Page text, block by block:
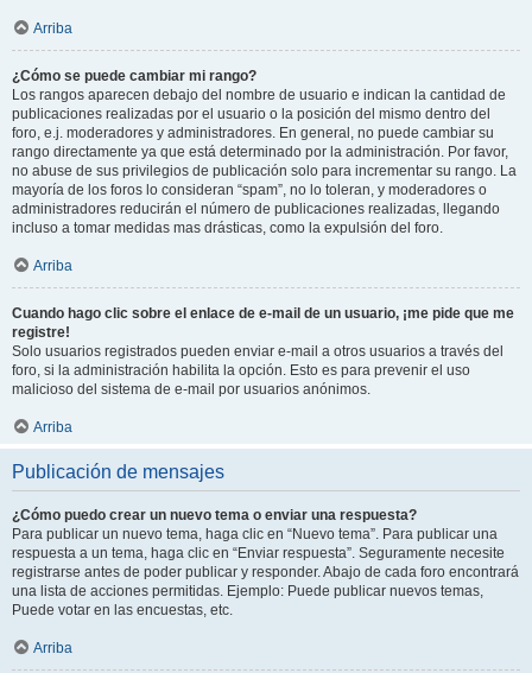
Arriba
¿Cómo se puede cambiar mi rango?
Los rangos aparecen debajo del nombre de usuario e indican la cantidad de
publicaciones realizadas por el usuario o la posición del mismo dentro del
foro, e.j. moderadores y administradores. En general, no puede cambiar su
rango directamente ya que está determinado por la administración. Por favor,
no abuse de sus privilegios de publicación solo para incrementar su rango. La
mayoría de los foros lo consideran “spam”, no lo toleran, y moderadores o
administradores reducirán el número de publicaciones realizadas, llegando
incluso a tomar medidas mas drásticas, como la expulsión del foro.
Arriba
Cuando hago clic sobre el enlace de e-mail de un usuario, ¡me pide que me
registre!
Solo usuarios registrados pueden enviar e-mail a otros usuarios a través del
foro, si la administración habilita la opción. Esto es para prevenir el uso
malicioso del sistema de e-mail por usuarios anónimos.
Arriba
Publicación de mensajes
¿Cómo puedo crear un nuevo tema o enviar una respuesta?
Para publicar un nuevo tema, haga clic en “Nuevo tema”. Para publicar una
respuesta a un tema, haga clic en “Enviar respuesta”. Seguramente necesite
registrarse antes de poder publicar y responder. Abajo de cada foro encontrará
una lista de acciones permitidas. Ejemplo: Puede publicar nuevos temas,
Puede votar en las encuestas, etc.
Arriba